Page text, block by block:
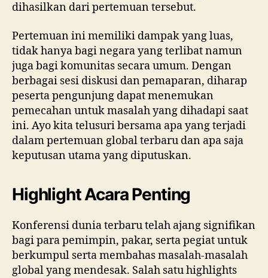
dihasilkan dari pertemuan tersebut.
Pertemuan ini memiliki dampak yang luas,
tidak hanya bagi negara yang terlibat namun
juga bagi komunitas secara umum. Dengan
berbagai sesi diskusi dan pemaparan, diharap
peserta pengunjung dapat menemukan
pemecahan untuk masalah yang dihadapi saat
ini. Ayo kita telusuri bersama apa yang terjadi
dalam pertemuan global terbaru dan apa saja
keputusan utama yang diputuskan.
Highlight Acara Penting
Konferensi dunia terbaru telah ajang signifikan
bagi para pemimpin, pakar, serta pegiat untuk
berkumpul serta membahas masalah-masalah
global yang mendesak. Salah satu highlights